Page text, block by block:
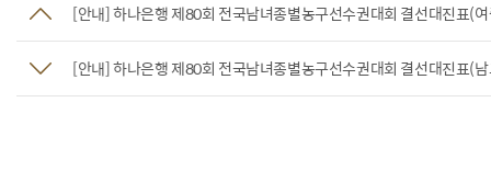
[안내] 하나은행 제80회 전국남녀종별농구선수권대회 결선대진표(
[안내] 하나은행 제80회 전국남녀종별농구선수권대회 결선대진표(